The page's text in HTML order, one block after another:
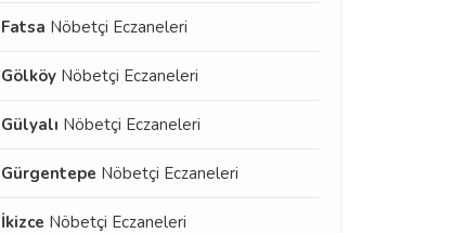
Fatsa Nöbetçi Eczaneleri
Gölköy Nöbetçi Eczaneleri
Gülyalı Nöbetçi Eczaneleri
Gürgentepe Nöbetçi Eczaneleri
İkizce Nöbetçi Eczaneleri